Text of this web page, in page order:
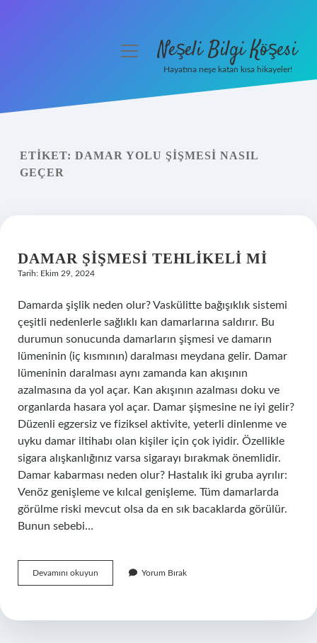
Yasal Uyarı
menüyüNeşeli Bilgi Köşesi
Hayatına neşe katan kısa hikayeler!
ETIKET: DAMAR YOLU ŞIŞMESI NASIL
GEÇER
DAMAR ŞIŞMESI TEHLIKELI MI
Tarih: Ekim 29, 2024
Damarda şişlik neden olur? Vaskülitte bağışıklık sistemi
çeşitli nedenlerle sağlıklı kan damarlarına saldırır. Bu
durumun sonucunda damarların şişmesi ve damarın
lümeninin (iç kısmının) daralması meydana gelir. Damar
lümeninin daralması aynı zamanda kan akışının
azalmasına da yol açar. Kan akışının azalması doku ve
organlarda hasara yol açar. Damar şişmesine ne iyi gelir?
Düzenli egzersiz ve fiziksel aktivite, yeterli dinlenme ve
uyku damar iltihabı olan kişiler için çok iyidir. Özellikle
sigara alışkanlığınız varsa sigarayı bırakmak önemlidir.
Damar kabarması neden olur? Hastalık iki gruba ayrılır:
Venöz genişleme ve kılcal genişleme. Tüm damarlarda
görülme riski mevcut olsa da en sık bacaklarda görülür.
Bunun sebebi…
Devamını okuyun
Şişmesi
Yorum Bırak